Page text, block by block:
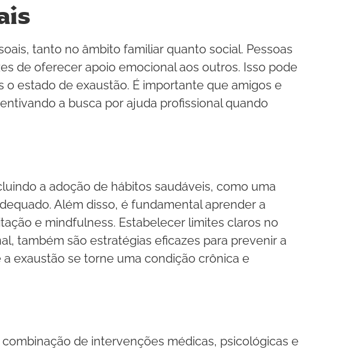
tanto no âmbito familiar quanto social. Pessoas
de oferecer apoio emocional aos outros. Isso pode
estado de exaustão. É importante que amigos e
a busca por ajuda profissional quando
a adoção de hábitos saudáveis, como uma
Além disso, é fundamental aprender a
e mindfulness. Estabelecer limites claros no
também são estratégias eficazes para prevenir a
exaustão se torne uma condição crônica e
de intervenções médicas, psicológicas e